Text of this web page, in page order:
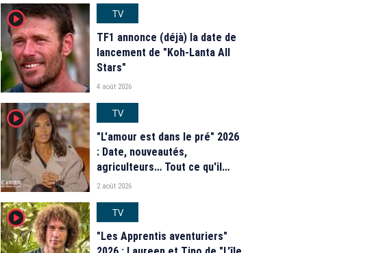
player2
TV
TF1 annonce (déjà) la date de
lancement de "Koh-Lanta All
Stars"
4 août 2026
player2
TV
"L'amour est dans le pré" 2026
: Date, nouveautés,
agriculteurs… Tout ce qu'il
faut savoir sur la saison 21 du
2 août 2026
player2
TV
"Les Apprentis aventuriers"